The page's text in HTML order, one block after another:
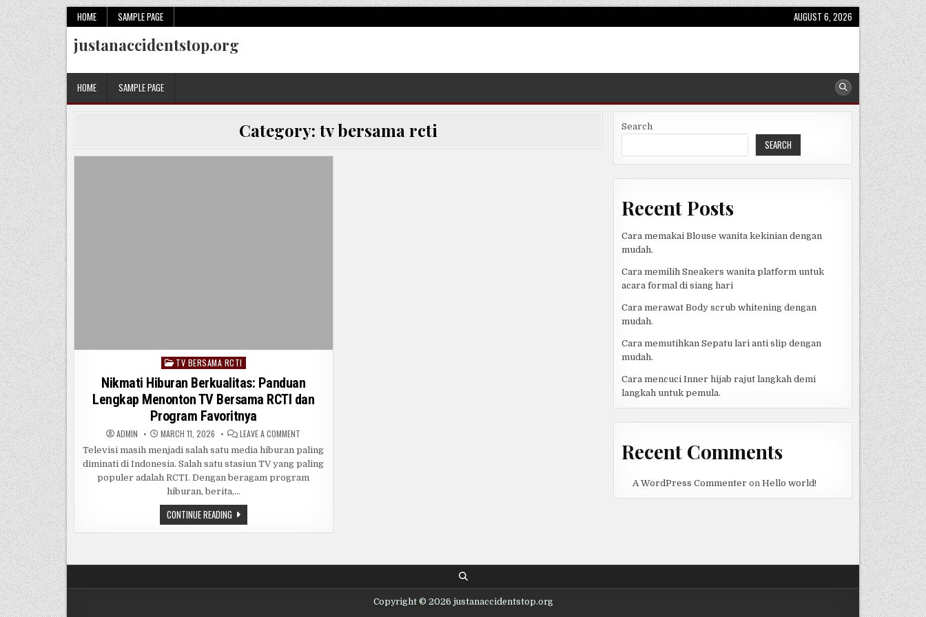
Skip
to
content
HOME SAMPLE PAGE AUGUST 6, 2026
justanaccidentstop.org
HOME SAMPLE PAGE
Category:tv bersama rcti
Posted
TV BERSAMA RCTI
Nikmati Hiburan Berkualitas: Panduan
Lengkap Menonton TV Bersama RCTI dan
Program Favoritnya
ADMIN MARCH 11, 2026 LEAVE A COMMENT
HIBURAN
BERKUALITAS:
PANDUAN
LENGKAP
MENONTON
FAVORITNYA
Televisi masih menjadi salah satu media hiburan paling
diminati di Indonesia. Salah satu stasiun TV yang paling
populer adalah RCTI. Dengan beragam program
hiburan, berita,…
CONTINUE READINGNIKMATI
HIBURAN
BERKUALITAS:
TV
RCTI
Search
SEARCH
Recent Posts
Cara memakai Blouse wanita kekinian dengan
mudah.
Cara memilih Sneakers wanita platform untuk
acara formal di siang hari
Cara merawat Body scrub whitening dengan
mudah.
Cara memutihkan Sepatu lari anti slip dengan
mudah.
Cara mencuci Inner hijab rajut langkah demi
langkah untuk pemula.
Recent Comments
A WordPress Commenter on Hello world!
Copyright © 2026 justanaccidentstop.org